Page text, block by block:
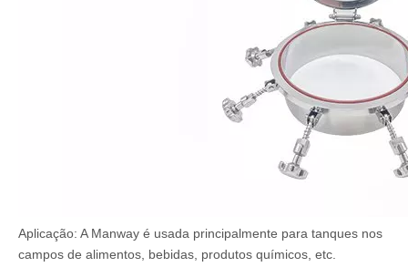
Aplicação: A Manway é usada principalmente para tanques nos
campos de alimentos, bebidas, produtos químicos, etc.